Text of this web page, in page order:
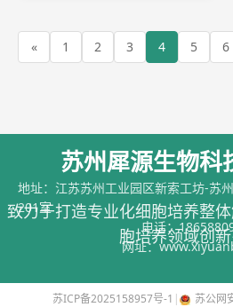
« 1 2 3 4 5 6
苏州犀源生物科
致力于打造专业化细胞培养整
胞培养领域创
地址：江苏苏州工业园区新索工坊-苏
201室
电话：
网址：
苏ICP备2025158957号-1 |
苏公网